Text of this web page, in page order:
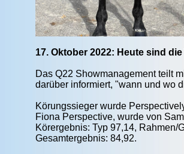
17. Oktober 2022: Heute sind
Das Q22 Showmanagement teilt
darüber informiert, "wann und wo
Körungssieger wurde
Fiona Perspective, wurde von
Körergebnis: Typ 97,14, Rahmen/
Gesamtergebnis: 84,92.